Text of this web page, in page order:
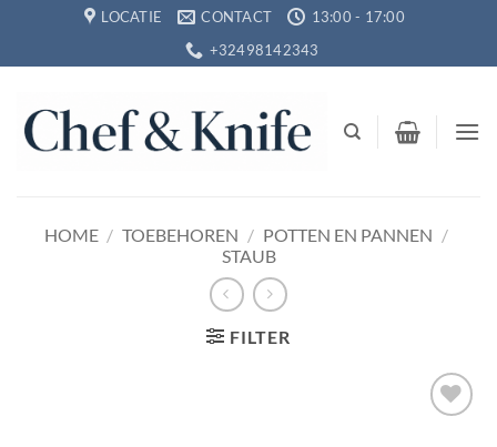
inhoud
LOCATIE CONTACT
13:00 - 17:00
+32498142343
HOME / TOEBEHOREN / POTTEN EN PANNEN /
STAUB
FILTER